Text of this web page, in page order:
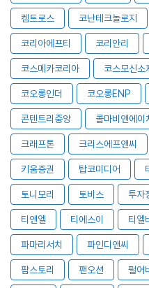
켐트로스 코난테크놀로지
코리아에프티 코리안리
코스메카코리아 코스모신소
코오롱인더 코오롱ENP
콘텐트리중앙 콜마비앤에이
크래프톤 크리스에프앤씨
키움증권 탑코미디어
토니모리 토비스 투자
티앤엘 티에스이 티엘비
파마리서치 파인디앤씨
팜스토리 팬오션 펄어